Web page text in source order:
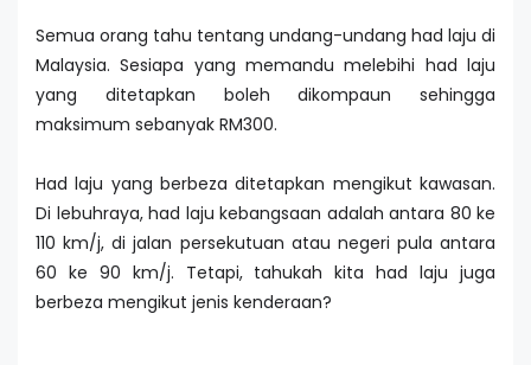
Semua orang tahu tentang undang-undang had laju di
Malaysia. Sesiapa yang memandu melebihi had laju
yang ditetapkan boleh dikompaun sehingga
maksimum sebanyak RM300.
Had laju yang berbeza ditetapkan mengikut kawasan.
Di lebuhraya, had laju kebangsaan adalah antara 80 ke
110 km/j, di jalan persekutuan atau negeri pula antara
60 ke 90 km/j. Tetapi, tahukah kita had laju juga
berbeza mengikut jenis kenderaan?